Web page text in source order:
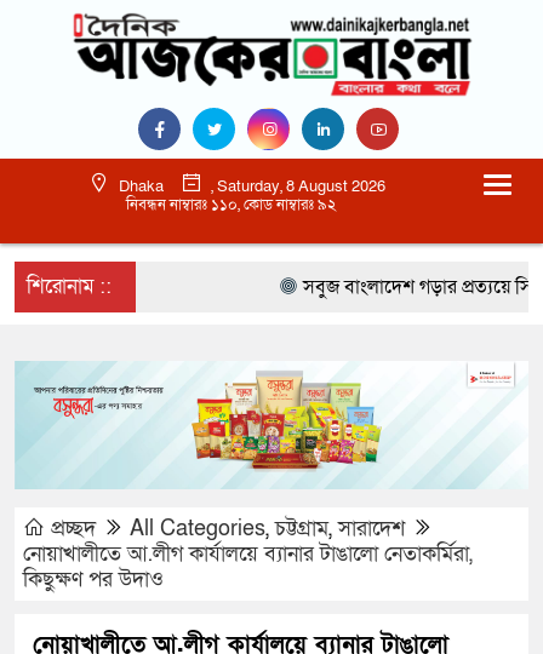
Dhaka
, Saturday, 8 August 2026
নিবন্ধন নাম্বারঃ ১১০, কোড নাম্বারঃ ৯২
শিরোনাম :: সবুজ বাংলাদেশ গড়ার প্রত্যয়ে সিলেটে
প্রচ্ছদ All Categories,চট্টগ্রাম,সারাদেশ
নোয়াখালীতে আ.লীগ কার্যালয়ে ব্যানার টাঙালো নেতাকর্মিরা,
কিছুক্ষণ পর উদাও
নোয়াখালীতে আ.লীগ কার্যালয়ে ব্যানার টাঙালো